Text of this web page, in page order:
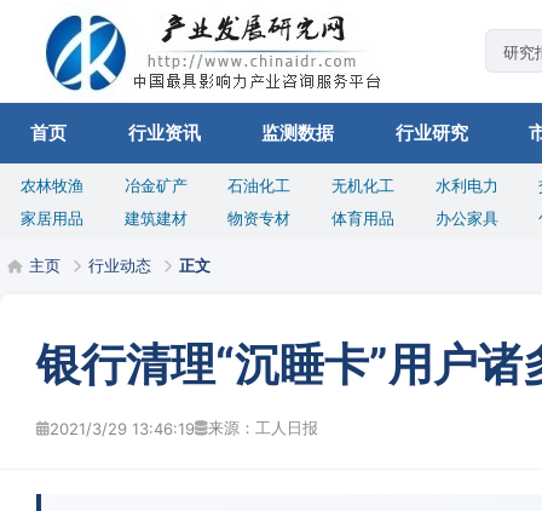
首页 行业资讯 监测数据 行业研究
农林牧渔 冶金矿产 石油化工 无机化工 水利电力
家居用品
建筑建材 物资专材 体育用品 办公家具
主页 行业动态 正文
银行清理“沉睡卡”用户
2021/3/29 13:46:19 来源：工人日报